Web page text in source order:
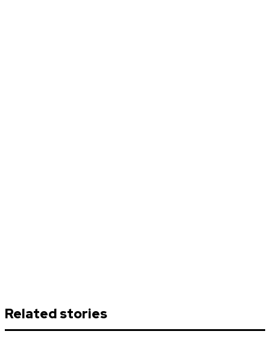
Related stories